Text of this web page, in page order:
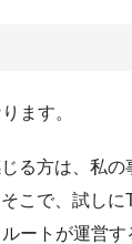
ます。
る方は、私の
こで、試しに
ートが運営す